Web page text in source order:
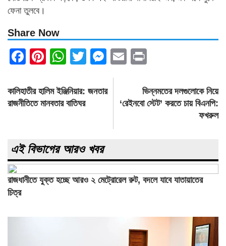
ফেনা তুলবে।
Share Now
Facebook
Pinterest
WhatsApp
TwitterMessenger
Email
Post
navigation
কালিহাতীর হালিম ইঞ্জিনিয়ার: জনতার
রাজনীতিতে মানবতার বাতিঘর
ভিন্নমতের দলগুলোকে নিয়ে
‘রেইনবো স্টেট’ করতে চায় বিএনপি:
ফখরুল
এই বিভাগের আরও খবর
রাজধানীতে যুক্ত হচ্ছে আরও ২ মেট্রোরেল রুট, বদলে যাবে যাতায়াতের
চিত্র